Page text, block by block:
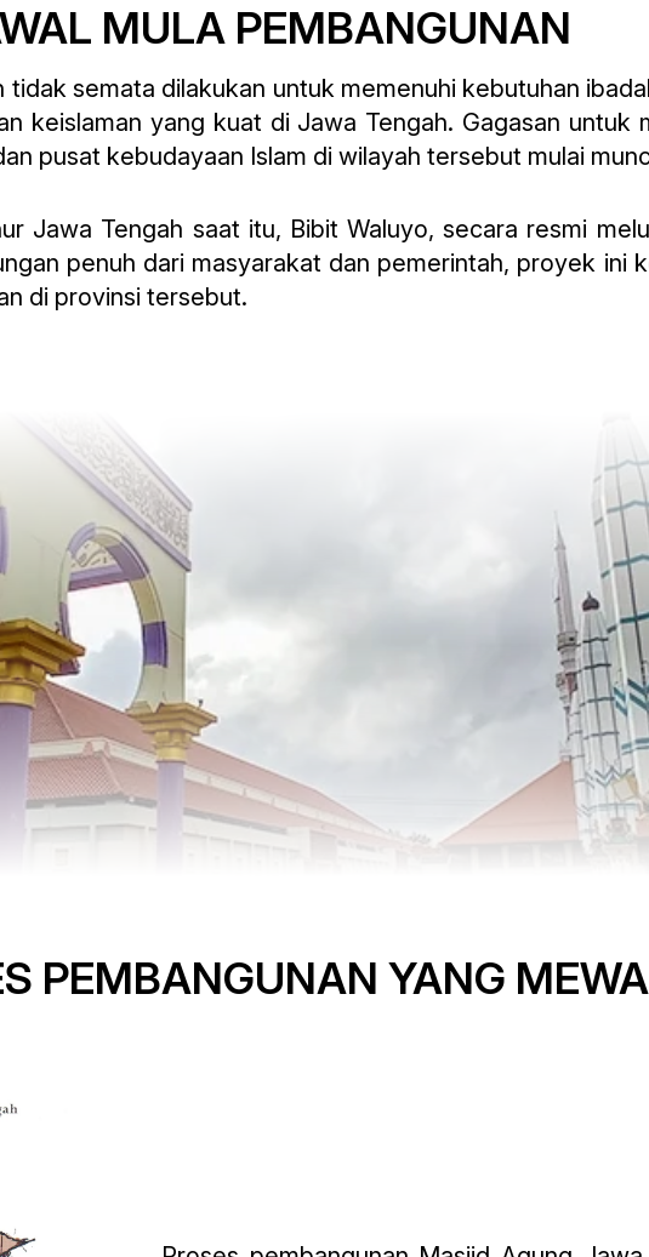
MULA PEMBANGUNAN
semata dilakukan untuk memenuhi kebutuhan
keislaman yang kuat di Jawa Tengah. Gagasan untuk
pusat kebudayaan Islam di wilayah tersebut mulai
Jawa Tengah saat itu, Bibit Waluyo, secara resmi
penuh dari masyarakat dan pemerintah, proyek ini
di provinsi tersebut.
PEMBANGUNAN YANG